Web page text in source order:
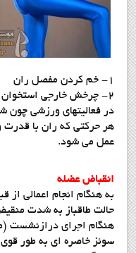
1- خم کردن مفصل ران
2- چرخش خارجی استخوان ران
در فعالیتهای ورزشی
هر حرکتی که ران با
عمل می شود.
انقباض عضله
به هنگام انجام اعمالی از
حالت طاقباز به شدت
هنگام اجرای درازنشست
سوئز خاصره ای به طور